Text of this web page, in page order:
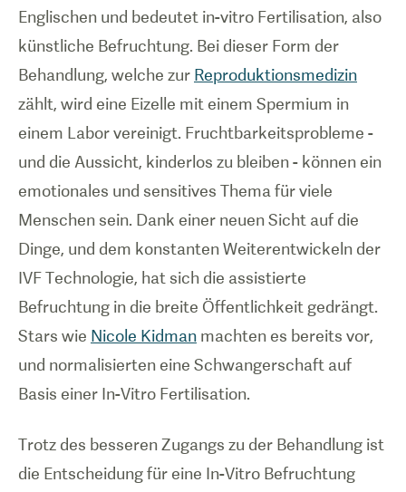
Englischen und bedeutet in-vitro Fertilisation, also
künstliche Befruchtung. Bei dieser Form der
Behandlung, welche zur Reproduktionsmedizin
zählt, wird eine Eizelle mit einem Spermium in
einem Labor vereinigt. Fruchtbarkeitsprobleme -
und die Aussicht, kinderlos zu bleiben - können ein
emotionales und sensitives Thema für viele
Menschen sein. Dank einer neuen Sicht auf die
Dinge, und dem konstanten Weiterentwickeln der
IVF Technologie, hat sich die assistierte
Befruchtung in die breite Öffentlichkeit gedrängt.
Stars wie Nicole Kidman machten es bereits vor,
und normalisierten eine Schwangerschaft auf
Basis einer In-Vitro Fertilisation.
Trotz des besseren Zugangs zu der Behandlung ist
die Entscheidung für eine In-Vitro Befruchtung